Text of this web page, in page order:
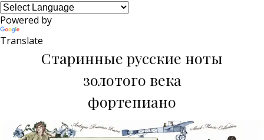
Powered by
Translate
Старинные русские ноты
золотого века
фортепиано